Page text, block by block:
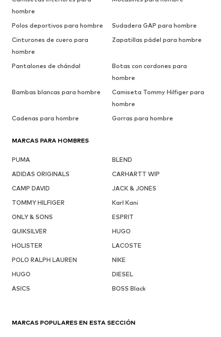
hombre
Polos deportivos para hombre
Sudadera GAP para hombre
Cinturones de cuero para
hombre
Zapatillas pádel para hombre
Pantalones de chándal
Botas con cordones para
hombre
Bambas blancas para hombre
Camiseta Tommy Hilfiger para
hombre
Cadenas para hombre
Gorras para hombre
MARCAS PARA HOMBRES
PUMA
BLEND
ADIDAS ORIGINALS
CARHARTT WIP
CAMP DAVID
JACK & JONES
TOMMY HILFIGER
Karl Kani
ONLY & SONS
ESPRIT
QUIKSILVER
HUGO
HOLISTER
LACOSTE
POLO RALPH LAUREN
NIKE
HUGO
DIESEL
ASICS
BOSS Black
MARCAS POPULARES EN ESTA SECCIÓN